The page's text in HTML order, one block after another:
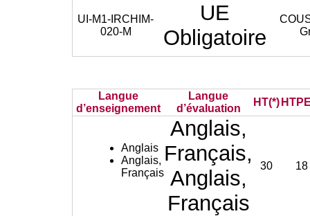
UI-M1-IRCHIM-
020-M
UE
Obligatoire
Langue
d’enseignement
Langue
d’évaluation
HT(*)
Anglais
Anglais,
Français
Anglais,
Français,
Anglais,
Français
30 18